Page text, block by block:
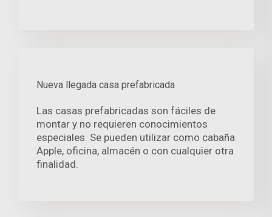
Nueva llegada casa prefabricada
Las casas prefabricadas son fáciles de
montar y no requieren conocimientos
especiales. Se pueden utilizar como cabaña
Apple, oficina, almacén o con cualquier otra
finalidad.